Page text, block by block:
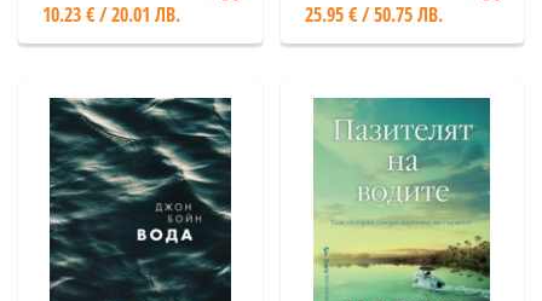
10.23 € / 20.01 ЛВ. 25.95 € / 50.75 ЛВ.